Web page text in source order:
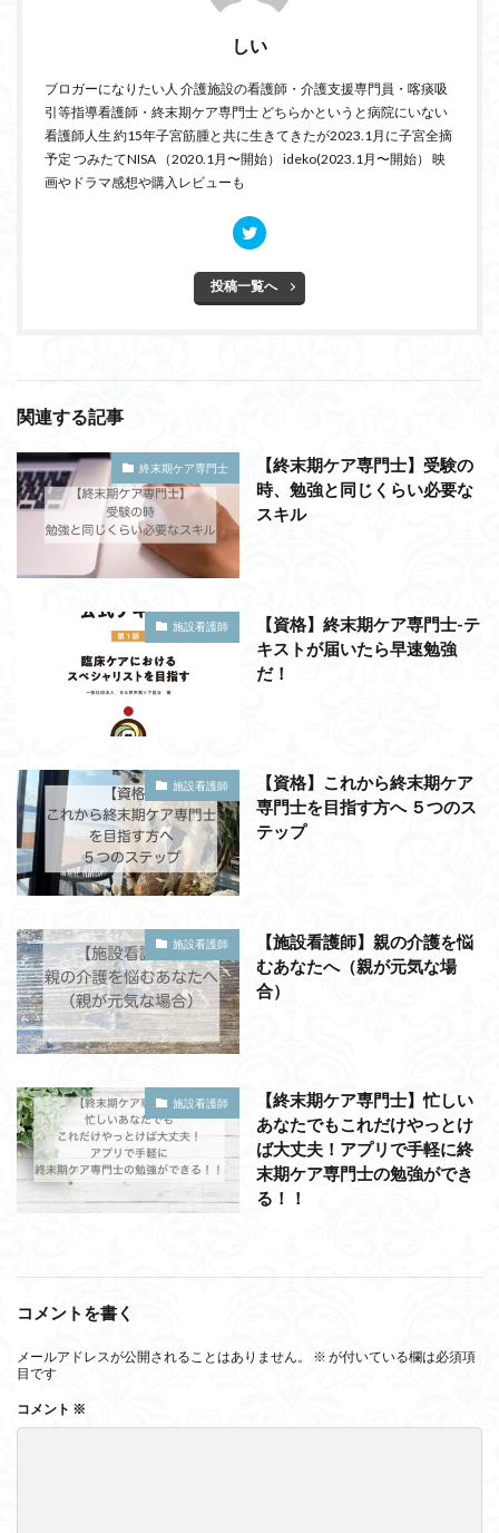
しい
ブロガーになりたい人 介護施設の看護師・介護支援専門員・喀痰吸
引等指導看護師・終末期ケア専門士 どちらかというと病院にいない
看護師人生 約15年子宮筋腫と共に生きてきたが2023.1月に子宮全摘
予定 つみたてNISA （2020.1月〜開始） ideko(2023.1月〜開始） 映
画やドラマ感想や購入レビューも
投稿一覧へ
関連する記事
終末期ケア専門士
【終末期ケア専門士】受験の
時、勉強と同じくらい必要な
スキル
施設看護師
【資格】終末期ケア専門士-テ
キストが届いたら早速勉強
だ！
施設看護師
【資格】これから終末期ケア
専門士を目指す方へ ５つのス
テップ
施設看護師
【施設看護師】親の介護を悩
むあなたへ（親が元気な場
合）
施設看護師
【終末期ケア専門士】忙しい
あなたでもこれだけやっとけ
ば大丈夫！アプリで手軽に終
末期ケア専門士の勉強ができ
る！！
コメントを書く
メールアドレスが公開されることはありません。 ※ が付いている欄は必須項
目です
コメント ※